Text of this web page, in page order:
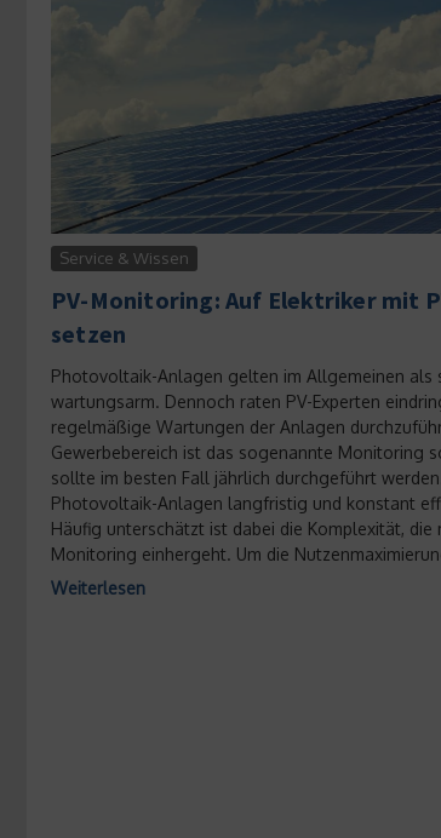
Service & Wissen
PV-Monitoring: Auf Elektriker mit
setzen
Photovoltaik-Anlagen gelten im Allgemeinen als
wartungsarm. Dennoch raten PV-Experten
regelmäßige Wartungen der Anlagen
Gewerbebereich ist das sogenannte Monitoring
sollte im besten Fall jährlich durchgeführt
Photovoltaik-Anlagen langfristig und konstant
Häufig unterschätzt ist dabei die Komplexität, die
Monitoring einhergeht. Um die
Weiterlesen